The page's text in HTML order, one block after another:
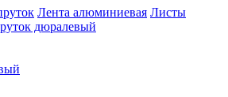
Лента алюминиевая Листы
дюралевый